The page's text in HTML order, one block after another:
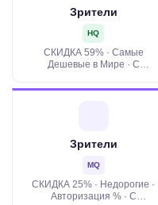
Зрители
HQ
СКИДКА 59% · Самые
Дешевые в Мире · С
Просмотрами · Рейды · Дроп
Зрители
MQ
СКИДКА 25% · Недорогие ·
Авторизация % · С